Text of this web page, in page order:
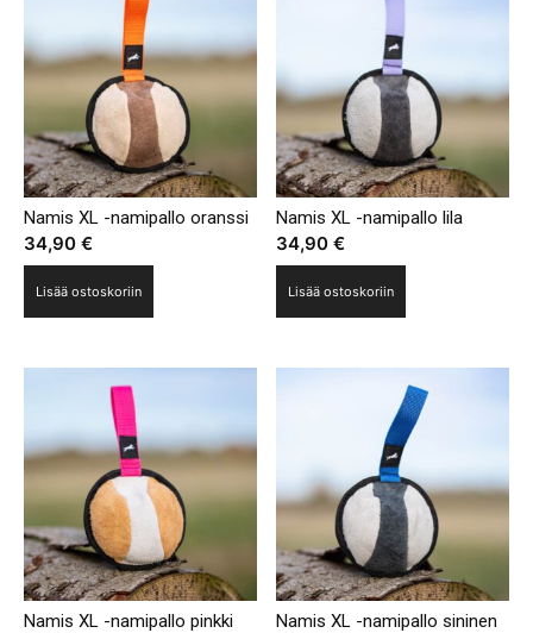
Namis XL -namipallo oranssi
34,90 €
Lisää ostoskoriin
Namis XL -namipallo lila
34,90€
Lisää ostoskoriin
Namis XL -namipallo pinkki Namis XL -namipallo sininen